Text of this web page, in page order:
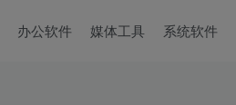
办公软件 媒体工具 系统软件